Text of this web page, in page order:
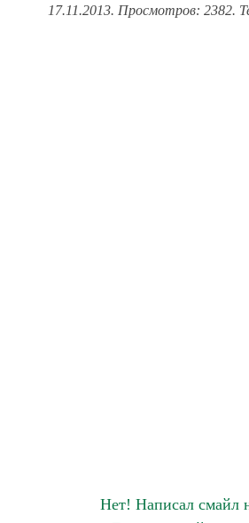
17.11.2013. Просмотров: 2382.
Нет! Написал смайл